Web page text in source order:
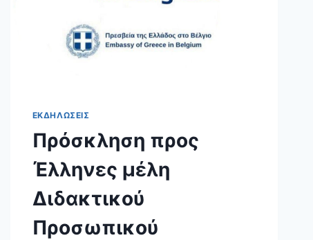
ΕΚΔΗΛΩΣΕΙΣ
Πρόσκληση προς
Έλληνες μέλη
Διδακτικού
Προσωπικού